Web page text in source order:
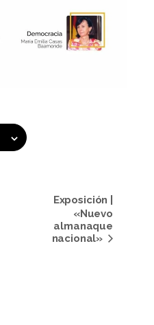
Exposición |
«Nuevo
almanaque
nacional»